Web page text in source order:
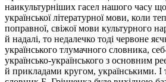
наикультурніших гасел нашого часу
української літературної мови, коли
поправної, свіжої мови культурного
й надалі, то недалечко тоді червоне
українського тлумачного словника,
українсько-українського з основним
й прикладами кругом, українськими. І